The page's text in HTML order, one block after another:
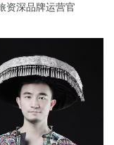
资深品牌运营官